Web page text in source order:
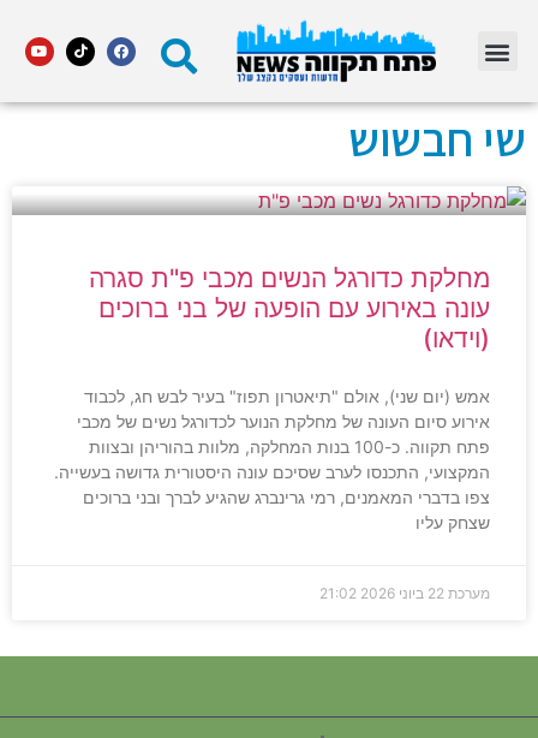
שי חבשוש
מחלקת כדורגל הנשים מכבי פ"ת סגרה
עונה באירוע עם הופעה של בני ברוכים
(וידאו)
אמש (יום שני), אולם "תיאטרון תפוז" בעיר לבש חג, לכבוד
אירוע סיום העונה של מחלקת הנוער לכדורגל נשים של מכבי
פתח תקווה. כ-100 בנות המחלקה, מלוות בהוריהן ובצוות
המקצועי, התכנסו לערב שסיכם עונה היסטורית גדושה בעשייה.
צפו בדברי המאמנים, רמי גרינברג שהגיע לברך ובני ברוכים
שצחק עליו
מערכת 22 ביוני 2026 21:02